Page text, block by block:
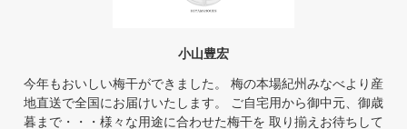
小山豊宏
今年もおいしい梅干ができました。 梅の本場紀州みなべより産
地直送で全国にお届けいたします。 ご自宅用から御中元、御歳
暮まで・・・様々な用途に合わせた梅干を 取り揃えお待ちして